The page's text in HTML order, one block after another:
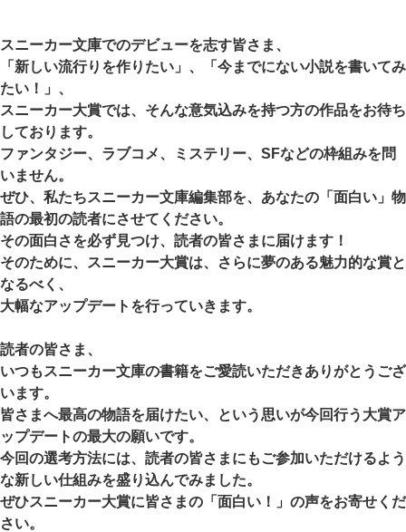
スニーカー文庫でのデビューを志す皆さま、
「新しい流行りを作りたい」、「今までにない小説を書いてみ
たい！」、
スニーカー大賞では、そんな意気込みを持つ方の作品をお待ち
しております。
ファンタジー、ラブコメ、ミステリー、SFなどの枠組みを問
いません。
ぜひ、私たちスニーカー文庫編集部を、あなたの「面白い」物
語の最初の読者にさせてください。
その面白さを必ず見つけ、読者の皆さまに届けます！
そのために、スニーカー大賞は、さらに夢のある魅力的な賞と
なるべく、
大幅なアップデートを行っていきます。
読者の皆さま、
いつもスニーカー文庫の書籍をご愛読いただきありがとうござ
います。
皆さまへ最高の物語を届けたい、という思いが今回行う大賞ア
ップデートの最大の願いです。
今回の選考方法には、読者の皆さまにもご参加いただけるよう
な新しい仕組みを盛り込んでみました。
ぜひスニーカー大賞に皆さまの「面白い！」の声をお寄せくだ
さい。